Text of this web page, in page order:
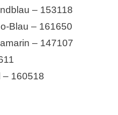
– 153118
Blau – 161650
– 147107
– 160518